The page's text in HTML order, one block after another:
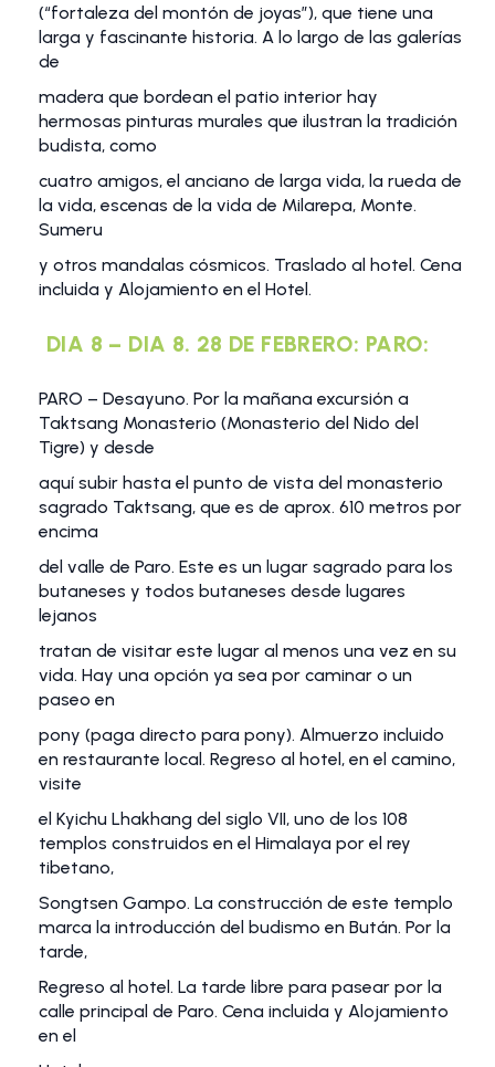
(“fortaleza del montón de joyas”), que tiene una
larga y fascinante historia. A lo largo de las galerías
de
madera que bordean el patio interior hay
hermosas pinturas murales que ilustran la tradición
budista, como
cuatro amigos, el anciano de larga vida, la rueda de
la vida, escenas de la vida de Milarepa, Monte.
Sumeru
y otros mandalas cósmicos. Traslado al hotel. Cena
incluida y Alojamiento en el Hotel.
DIA 8 – DIA 8. 28 DE FEBRERO: PARO:
PARO – Desayuno. Por la mañana excursión a
Taktsang Monasterio (Monasterio del Nido del
Tigre) y desde
aquí subir hasta el punto de vista del monasterio
sagrado Taktsang, que es de aprox. 610 metros por
encima
del valle de Paro. Este es un lugar sagrado para los
butaneses y todos butaneses desde lugares
lejanos
tratan de visitar este lugar al menos una vez en su
vida. Hay una opción ya sea por caminar o un
paseo en
pony (paga directo para pony). Almuerzo incluido
en restaurante local. Regreso al hotel, en el camino,
visite
el Kyichu Lhakhang del siglo VII, uno de los 108
templos construidos en el Himalaya por el rey
tibetano,
Songtsen Gampo. La construcción de este templo
marca la introducción del budismo en Bután. Por la
tarde,
Regreso al hotel. La tarde libre para pasear por la
calle principal de Paro. Cena incluida y Alojamiento
en el